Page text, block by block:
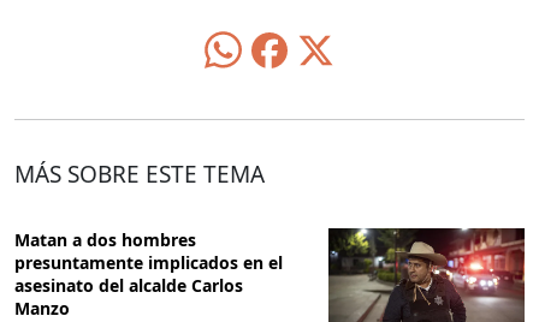
MÁS SOBRE ESTE TEMA
Matan a dos hombres
presuntamente implicados en el
asesinato del alcalde Carlos
Manzo